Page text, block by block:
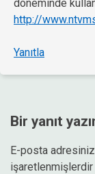
döneminde
http://
Yanıtla
Bir yanıt
E-posta adresiniz
işaretlenmişlerdir